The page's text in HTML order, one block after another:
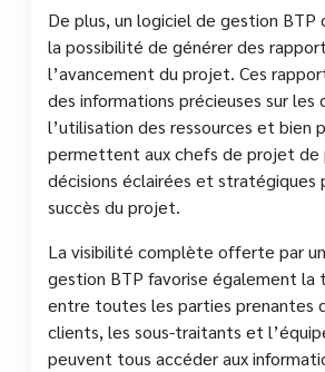
De plus, un logiciel de gestion
la possibilité de générer des
l’avancement du projet. Ces
des informations précieuses sur les
l’utilisation des ressources et bien
permettent aux chefs de projet de
décisions éclairées et stratégiques
succès du projet.
La visibilité complète offerte par
gestion BTP favorise également la
entre toutes les parties prenantes
clients, les sous-traitants et
peuvent tous accéder aux